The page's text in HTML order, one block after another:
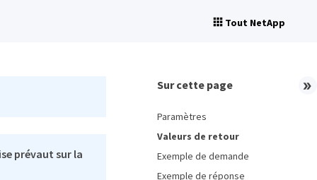
Tout NetApp
prévaut sur la
Sur cette page
Paramètres
Valeurs de retour
Exemple de demande
Exemple de réponse